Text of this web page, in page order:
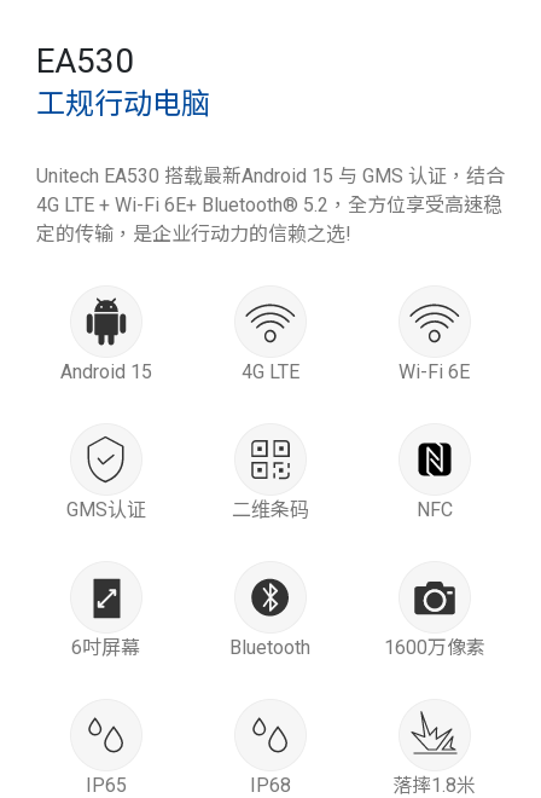
EA530
工规行动电脑
Unitech EA530 搭载最新Android 15 与 GMS 认证，结合
4G LTE + Wi-Fi 6E+ Bluetooth® 5.2，全方位享受高速稳
定的传输，是企业行动力的信赖之选!
Android 15 4G LTE Wi-Fi 6E
GMS认证 二维条码 NFC
6吋屏幕 Bluetooth 1600万像素
IP65 IP68 落摔1.8米